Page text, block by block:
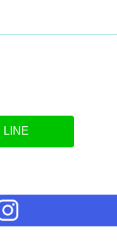
LINE